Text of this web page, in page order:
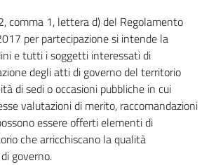
comma 1, lettera d) del Regolamento
per partecipazione si intende la
e tutti i soggetti interessati di
degli atti di governo del territorio
di sedi o occasioni pubbliche in cui
valutazioni di merito, raccomandazioni
essere offerti elementi di
che arricchiscano la qualità
governo.